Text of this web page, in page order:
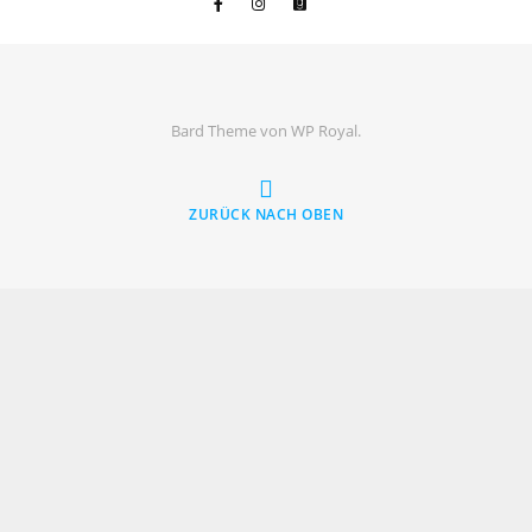
Bard Theme von WP Royal.
ZURÜCK NACH OBEN